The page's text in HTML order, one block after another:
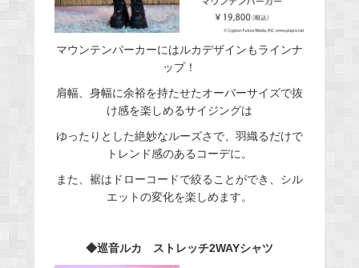
マウンテンパーカーにはルカデザインもラインナ
ップ！
肩幅、身幅に余裕を持たせたオーバーサイズで抜
け感を楽しめるサイジングは
ゆったりとした絶妙なルーズさで、羽織るだけで
トレンド感のあるコーデに。
また、裾はドローコードで絞ることができ、シル
エットの変化を楽しめます。
◆巡音ルカ ストレッチ2WAYシャツ